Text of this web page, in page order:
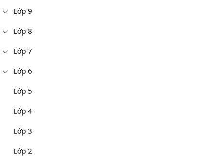
Lớp 9
Lớp 8
Lớp 7
Lớp 6
Lớp 5
Lớp 4
Lớp 3
Lớp 2